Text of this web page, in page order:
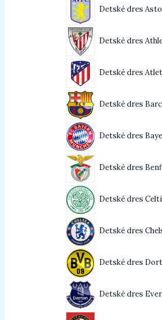
Detské dres
Detské dres
Detské dres
Detské dres
Detské dres
Detské dres
Detské dres
Detské dres
Detské dres
Detské dres